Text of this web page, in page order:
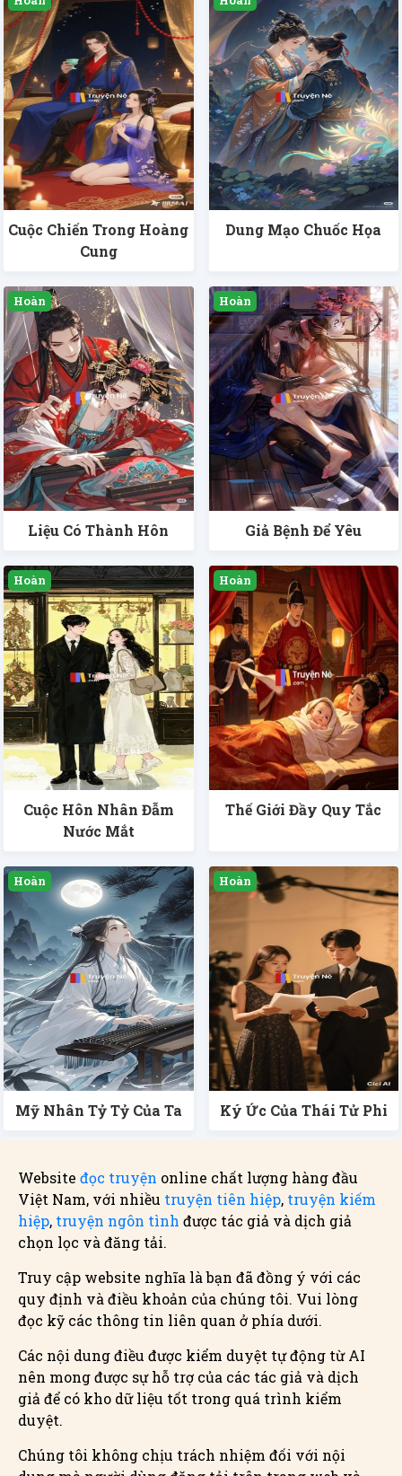
Cuộc Chiến Trong Hoàng
Cung
Dung Mạo Chuốc Họa
Liệu Có Thành Hôn Giả Bệnh Để Yêu
Cuộc Hôn Nhân Đẫm
Nước Mắt
Thế Giới Đầy Quy Tắc
Mỹ Nhân Tỷ Tỷ Của Ta Ký Ức Của Thái Tử Phi
Website đọc truyện online chất lượng hàng đầu
Việt Nam, với nhiều truyện tiên hiệp, truyện kiếm
hiệp, truyện ngôn tình được tác giả và dịch giả
chọn lọc và đăng tải.
Truy cập website nghĩa là bạn đã đồng ý với các
quy định và điều khoản của chúng tôi. Vui lòng
đọc kỹ các thông tin liên quan ở phía dưới.
Các nội dung điều được kiểm duyệt tự động từ AI
nên mong được sự hỗ trợ của các tác giả và dịch
giả để có kho dữ liệu tốt trong quá trình kiểm
duyệt.
Chúng tôi không chịu trách nhiệm đối với nội